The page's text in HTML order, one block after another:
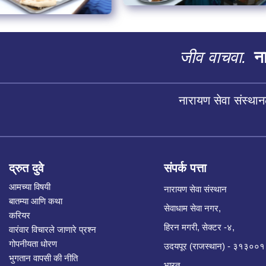
जीव वाचवा.
नारायण सेवा
द्रुत दुवे
आमच्या विषयी
बातम्या आणि कथा
करियर
वारंवार विचारले जाणारे प्रश्न
गोपनीयता धोरण
भुगतान वापसी की नीति
संपर्क पत्ता
नारायण सेवा संस्थान
सेवाधाम सेवा नगर,
हिरन मगरी, सेक्टर -४,
उदयपूर (राजस्थान) - ३१३००१